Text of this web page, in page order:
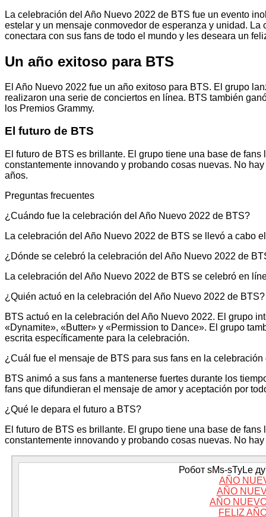
La celebración del Año Nuevo 2022 de BTS fue un evento
estelar y un mensaje conmovedor de esperanza y unidad.
conectara con sus fans de todo el mundo y les deseara un
Un año exitoso para BTS
El Año Nuevo 2022 fue un año exitoso para BTS. El grupo
realizaron una serie de conciertos en línea. BTS también
los Premios Grammy.
El futuro de BTS
El futuro de BTS es brillante. El grupo tiene una base de
constantemente innovando y probando cosas nuevas. No
años.
Preguntas frecuentes
¿Cuándo fue la celebración del Año Nuevo 2022 de BTS?
La celebración del Año Nuevo 2022 de BTS se llevó a cabo
¿Dónde se celebró la celebración del Año Nuevo 2022 de
La celebración del Año Nuevo 2022 de BTS se celebró en
¿Quién actuó en la celebración del Año Nuevo 2022 de BTS?
BTS actuó en la celebración del Año Nuevo 2022. El grupo
«Dynamite», «Butter» y «Permission to Dance». El grupo
escrita específicamente para la celebración.
¿Cuál fue el mensaje de BTS para sus fans en la
BTS animó a sus fans a mantenerse fuertes durante los
fans que difundieran el mensaje de amor y aceptación por
¿Qué le depara el futuro a BTS?
El futuro de BTS es brillante. El grupo tiene una base de
constantemente innovando y probando cosas nuevas. No
Робот sMs-sTyLe
AÑO
AÑO
AÑO
FELIZ